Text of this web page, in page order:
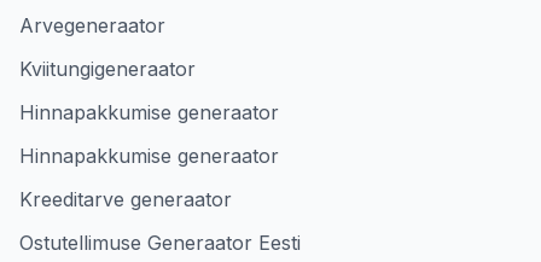
Arvegeneraator
Kviitungigeneraator
Hinnapakkumise generaator
Hinnapakkumise generaator
Kreeditarve generaator
Ostutellimuse Generaator Eesti